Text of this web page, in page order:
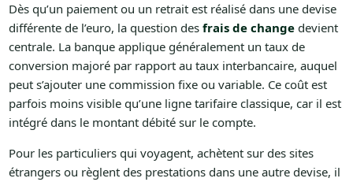
Dès qu’un paiement ou un retrait est réalisé dans une devise
différente de l’euro, la question des frais de changedevient
centrale. La banque applique généralement un taux de
conversion majoré par rapport au taux interbancaire, auquel
peut s’ajouter une commission fixe ou variable. Ce coût est
parfois moins visible qu’une ligne tarifaire classique, car il est
intégré dans le montant débité sur le compte.
Pour les particuliers qui voyagent, achètent sur des sites
étrangers ou règlent des prestations dans une autre devise, il